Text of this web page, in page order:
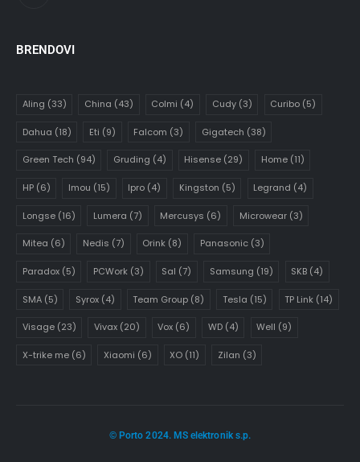
BRENDOVI
Aling (33) China (43) Colmi (4) Cudy(3) Curibo (5)
Dahua (18) Eti (9) Falcom (3) Gigatech (38)
Green Tech (94) Gruding (4) Hisense (29) Home(11)
HP(6) Imou (15) Ipro (4) Kingston (5) Legrand (4)
Longse(16) Lumera (7) Mercusys (6) Microwear(3)
Mitea (6) Nedis (7) Orink (8) Panasonic(3)
Paradox(5) PCWork (3) Sal (7) Samsung (19) SKB (4)
SMA(5) Syrox (4) Team Group (8) Tesla (15) TP Link (14)
Visage(23) Vivax (20) Vox (6) WD(4) Well (9)
X-trike me(6) Xiaomi (6) XO (11) Zilan (3)
© Porto 2024. MS elektronik s.p.